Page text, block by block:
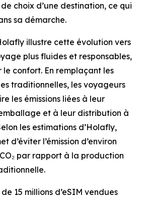
choix d’une destination, ce qui
sa démarche.
illustre cette évolution vers
plus fluides et responsables,
le confort. En remplaçant les
traditionnelles, les voyageurs
les émissions liées à leur
et à leur distribution à
les estimations d’Holafly,
d’éviter l’émission d’environ
par rapport à la production
15 millions d’eSIM vendues